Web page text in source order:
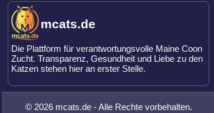
mcats.de
Die Plattform für verantwortungsvolle Maine Coon
Zucht. Transparenz, Gesundheit und Liebe zu den
Katzen stehen hier an erster Stelle.
© 2026 mcats.de - Alle Rechte vorbehalten.